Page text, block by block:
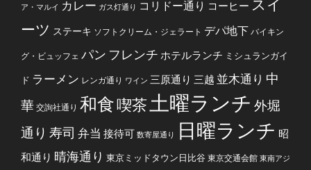
ア・マルイ カレー ガス灯通り コリドー通り コーヒー スイ
ーツ ステーキ ソフトクリーム・ジェラート デパ地下 バイキン
グ・ビュッフェ パン フレンチ ホテルランチ ミシュランガイ
ド ラーメン レンガ通り ワイン 三原通り 三越 並木通り 中
華 交詢社通り 和食喫茶 土曜ランチ 外堀
通り 寿司 弁当 接待可 数寄屋通り 日曜ランチ 昭
和通り 晴海通り 東京ミッドタウン日比谷 東京交通会館 東南アジ